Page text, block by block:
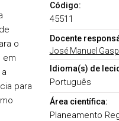
o
em
para
Código:
45511
Docente
José Manuel
Idioma(s) de
Português
Área científica:
Planeamento